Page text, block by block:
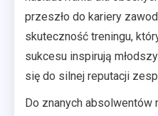
przeszło do kariery
skuteczność treningu,
sukcesu inspirują
się do silnej reputacji
Do znanych absolwentów